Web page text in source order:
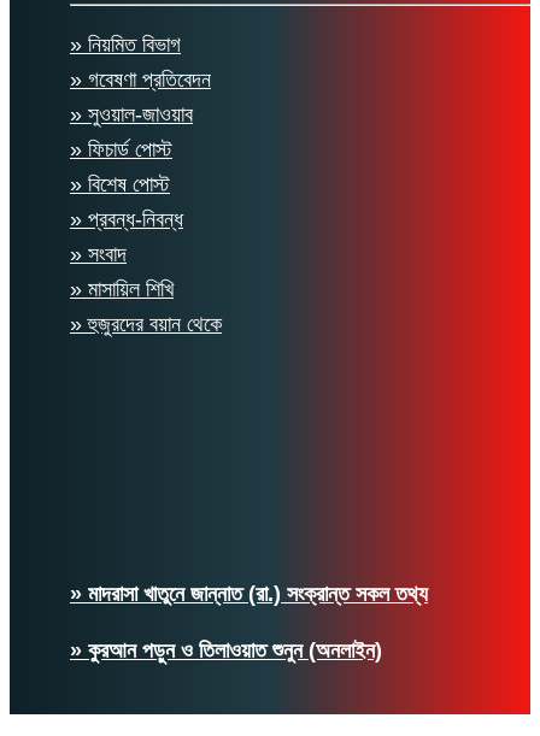
» নিয়মিত বিভাগ
» গবেষণা প্রতিবেদন
» সুওয়াল-জাওয়াব
» ফিচার্ড পোস্ট
» বিশেষ পোস্ট
» প্রবন্ধ-নিবন্ধ
» সংবাদ
» মাসায়িল শিখি
» হুজুরদের বয়ান থেকে
» মাদরাসা খাতুনে জান্নাত (রা.) সংক্রান্ত সকল তথ্য
» কুরআন পড়ুন ও তিলাওয়াত শুনুন (অনলাইন)